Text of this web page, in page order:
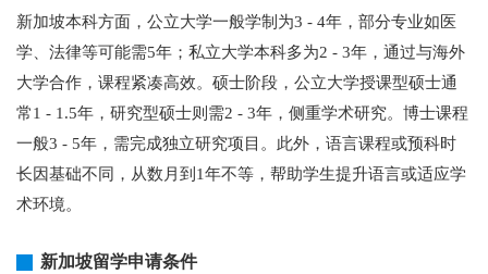
新加坡本科方面，公立大学一般学制为3 - 4年，部分专业如医
学、法律等可能需5年；私立大学本科多为2 - 3年，通过与海外
大学合作，课程紧凑高效。硕士阶段，公立大学授课型硕士通
常1 - 1.5年，研究型硕士则需2 - 3年，侧重学术研究。博士课程
一般3 - 5年，需完成独立研究项目。此外，语言课程或预科时
长因基础不同，从数月到1年不等，帮助学生提升语言或适应学
术环境。
新加坡留学申请条件